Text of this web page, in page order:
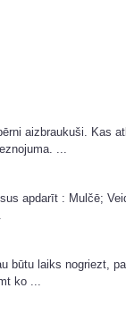
aizbraukuši. Kas
...
apdarīt : Mulčē;
būtu laiks nogriezt,
ko ...